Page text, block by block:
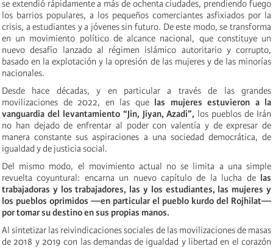
se extendió rápidamente a más de ochenta ciudades, prendiendo fuego
los barrios populares, a los pequeños comerciantes asfixiados por la
crisis, a estudiantes y a jóvenes sin futuro. De este modo, se transforma
en un movimiento político de alcance nacional, que constituye un
nuevo desafío lanzado al régimen islámico autoritario y corrupto,
basado en la explotación y la opresión de las mujeres y de las minorías
nacionales.
Desde hace décadas, y en particular a través de las grandes
movilizaciones de 2022, en las que las mujeres estuvieron a la
vanguardia del levantamiento “Jin, Jiyan, Azadi”, los pueblos de Irán
no han dejado de enfrentar al poder con valentía y de expresar de
manera constante sus aspiraciones a una sociedad democrática, de
igualdad y de justicia social.
Del mismo modo, el movimiento actual no se limita a una simple
revuelta coyuntural: encarna un nuevo capítulo de la lucha de las
trabajadoras y los trabajadores, las y los estudiantes, las mujeres y
los pueblos oprimidos —en particular el pueblo kurdo del Rojhilat—
por tomar su destino en sus propias manos.
Al sintetizar las reivindicaciones sociales de las movilizaciones de masas
de 2018 y 2019 con las demandas de igualdad y libertad en el corazón